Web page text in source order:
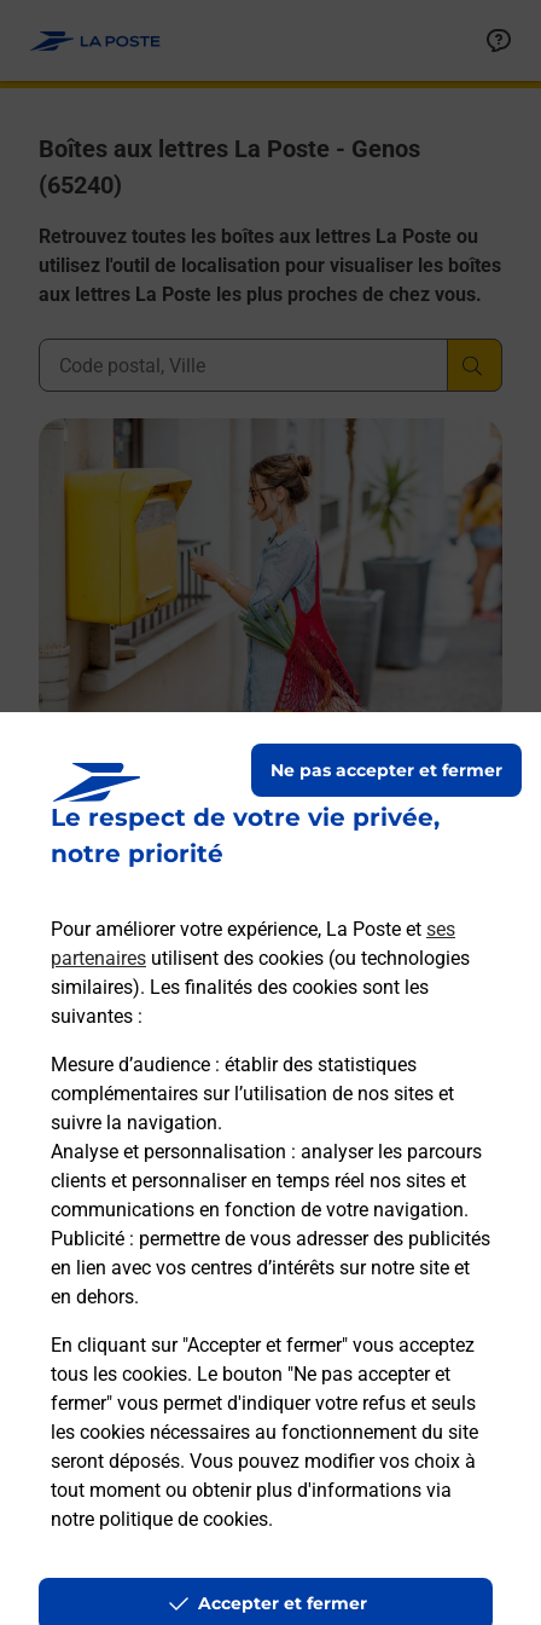
Le respect de votre vie privée,
notre priorité
Pour améliorer votre expérience, La Poste et ses
partenaires utilisent des cookies (ou technologies
similaires). Les finalités des cookies sont les
suivantes :
Mesure d’audience : établir des statistiques
complémentaires sur l’utilisation de nos sites et
suivre la navigation.
Analyse et personnalisation : analyser les parcours
clients et personnaliser en temps réel nos sites et
communications en fonction de votre navigation.
Publicité : permettre de vous adresser des publicités
en lien avec vos centres d’intérêts sur notre site et
en dehors.
En cliquant sur "Accepter et fermer" vous acceptez
tous les cookies. Le bouton "Ne pas accepter et
fermer" vous permet d'indiquer votre refus et seuls
les cookies nécessaires au fonctionnement du site
seront déposés. Vous pouvez modifier vos choix à
tout moment ou obtenir plus d'informations via
notre politique de cookies.
Ne pas accepter et fermer
Accepter et fermer
Boîtes aux lettres La Poste - Genos
(65240)
Retrouvez toutes les boîtes aux lettres La Poste ou
utilisez l'outil de localisation pour visualiser les boîtes
aux lettres La Poste les plus proches de chez vous.
Ville, Département, Code Postal
Boîte aux lettres La Poste
1 Place De La Mairie
65240 Genos
Le lien s'ouvre dans un nouvel onglet
Boîte aux lettres La Poste
Prochaine collecte du courrierlundià 09h00
9 Station De Val Louron
65240 Genos
Le lien s'ouvre dans un nouvel onglet
Localiser Liste Boîtes aux lettres Hautes-Pyrénées Genos
Accessibilité : partiellement conforme